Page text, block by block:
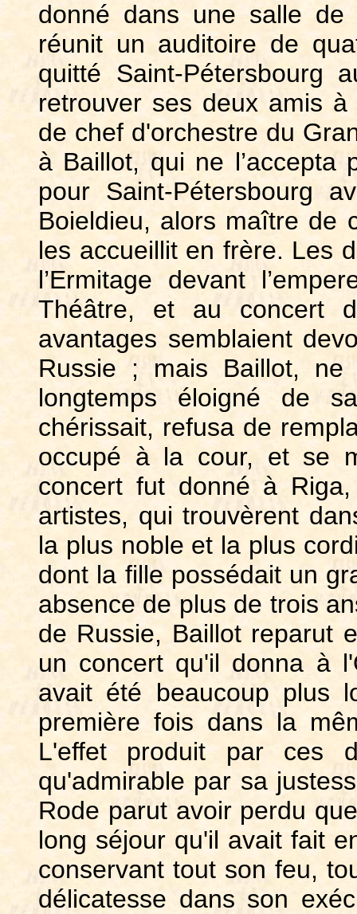
donné dans une salle de
réunit un auditoire de
quitté Saint-Pétersbourg
retrouver ses deux amis à
de chef d'orchestre du
à Baillot, qui ne
pour Saint-Pétersbourg
Boieldieu, alors maître de
les accueillit en frère. Les
l’Ermitage devant
Théâtre, et au concert
avantages semblaient
Russie ; mais Baillot,
longtemps éloigné de
chérissait, refusa de
occupé à la cour, et se
concert fut donné à
artistes, qui trouvèrent
la plus noble et la plus
dont la fille possédait un
absence de plus de trois
de Russie, Baillot reparut
un concert qu'il donna à
avait été beaucoup plus
première fois dans la
L'effet produit par ces
qu'admirable par sa
Rode parut avoir perdu
long séjour qu'il avait fait
conservant tout son feu,
délicatesse dans son